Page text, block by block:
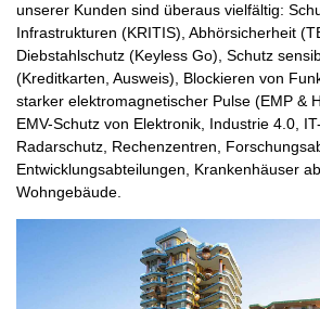
unserer Kunden sind überaus vielfältig:
Infrastrukturen (KRITIS), Abhörsicherheit
Diebstahlschutz (Keyless Go), Schutz
(Kreditkarten, Ausweis), Blockieren von
starker elektromagnetischer Pulse (EMP &
EMV-Schutz von Elektronik, Industrie 4.0,
Radarschutz, Rechenzentren,
Entwicklungsabteilungen, Krankenhäuser
Wohngebäude.